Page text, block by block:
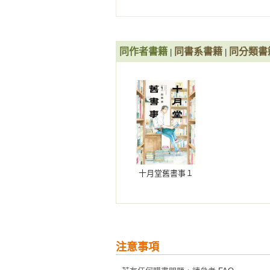
同作者書籍 同書系書籍 同分類書
十月堂舊書事１
注意事項